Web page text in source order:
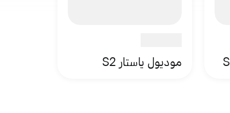
موديول ياستار S2